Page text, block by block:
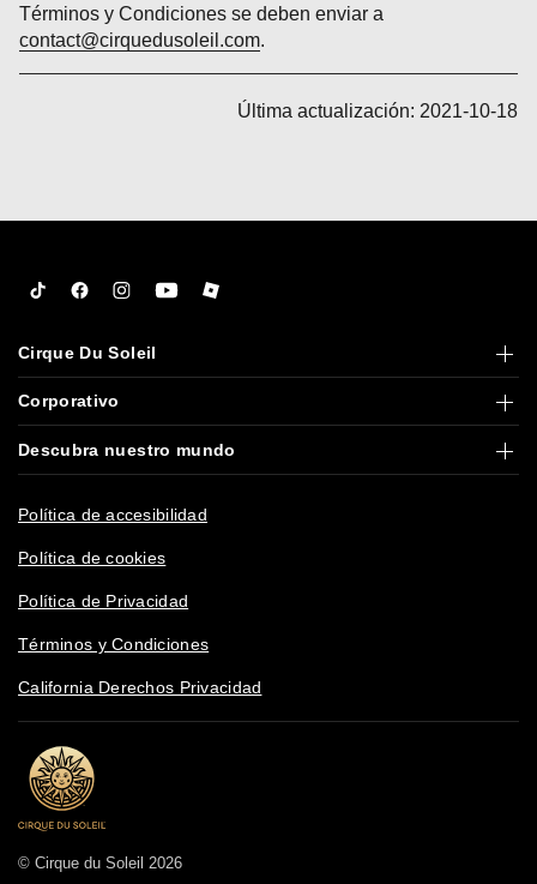
Términos y Condiciones se deben enviar a
contact@cirquedusoleil.com.
Última actualización: 2021-10-18
TiktokFacebookInstagram
YouTubeRoblox
Cirque Du Soleil
Corporativo
Descubra nuestro mundo
Política de accesibilidad
Política de cookies
Política de Privacidad
Términos y Condiciones
California Derechos Privacidad
© Cirque du Soleil 2026